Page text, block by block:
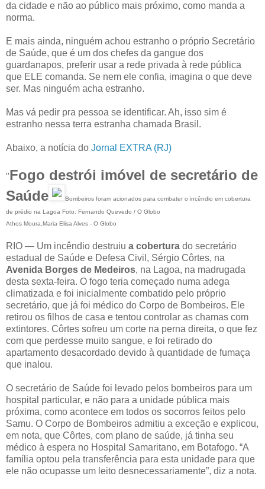
da cidade e não ao público mais próximo, como manda a
norma.
E mais ainda, ninguém achou estranho o próprio Secretário
de Saúde, que é um dos chefes da gangue dos
guardanapos, preferir usar a rede privada à rede pública
que ELE comanda. Se nem ele confia, imagina o que deve
ser. Mas ninguém acha estranho.
Mas vá pedir pra pessoa se identificar. Ah, isso sim é
estranho nessa terra estranha chamada Brasil.
Abaixo, a notícia do Jornal EXTRA (RJ)
"Fogo destrói imóvel de secretário de
Saúde
Bombeiros foram acionados para combater o incêndio em cobertura
de prédio na Lagoa Foto: Fernando Quevedo / O Globo
Athos Moura,Maria Elisa Alves - O Globo
RIO — Um incêndio destruiu a cobertura do secretário
estadual de Saúde e Defesa Civil, Sérgio Côrtes, na
Avenida Borges de Medeiros, na Lagoa, na madrugada
desta sexta-feira. O fogo teria começado numa adega
climatizada e foi inicialmente combatido pelo próprio
secretário, que já foi médico do Corpo de Bombeiros. Ele
retirou os filhos de casa e tentou controlar as chamas com
extintores. Côrtes sofreu um corte na perna direita, o que fez
com que perdesse muito sangue, e foi retirado do
apartamento desacordado devido à quantidade de fumaça
que inalou.
O secretário de Saúde foi levado pelos bombeiros para um
hospital particular, e não para a unidade pública mais
próxima, como acontece em todos os socorros feitos pelo
Samu. O Corpo de Bombeiros admitiu a exceção e explicou,
em nota, que Côrtes, com plano de saúde, já tinha seu
médico à espera no Hospital Samaritano, em Botafogo. “A
família optou pela transferência para esta unidade para que
ele não ocupasse um leito desnecessariamente”, diz a nota.